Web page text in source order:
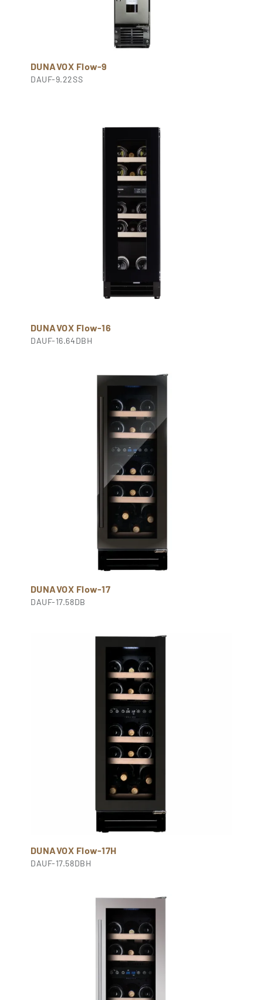
DUNAVOX Flow-9
DAUF-9.22SS
DUNAVOX Flow-16
DAUF-16.64DBH
DUNAVOX Flow-17
DAUF-17.58DB
DUNAVOX Flow-17H
DAUF-17.58DBH